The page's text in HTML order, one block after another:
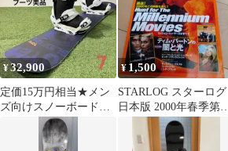
¥32,900
定価15万円相当★メン
ズ向けスノーボードセ
ト,SCOOTER,BURTON
¥ 1,500
STARLOG スターログ
日本版 2000年春季第4
号 ティム・バートン特